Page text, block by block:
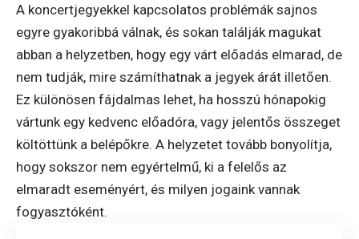
A koncertjegyekkel kapcsolatos problémák sajnos
egyre gyakoribbá válnak, és sokan találják magukat
abban a helyzetben, hogy egy várt előadás elmarad, de
nem tudják, mire számíthatnak a jegyek árát illetően.
Ez különösen fájdalmas lehet, ha hosszú hónapokig
vártunk egy kedvenc előadóra, vagy jelentős összeget
költöttünk a belépőkre. A helyzetet tovább bonyolítja,
hogy sokszor nem egyértelmű, ki a felelős az
elmaradt eseményért, és milyen jogaink vannak
fogyasztóként.